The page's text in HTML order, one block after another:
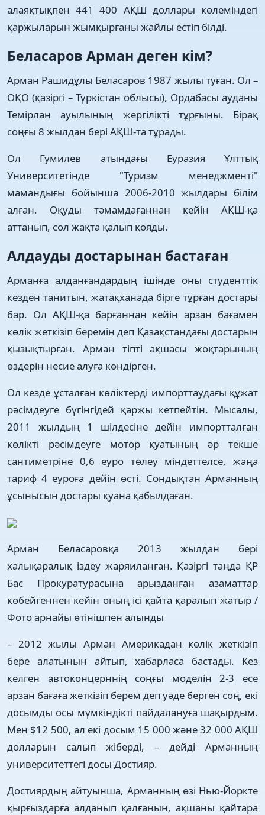
алаяқтықпен 441 400 АҚШ доллары көлеміндегі
қаржыларын жымқырғаны жайлы естіп білді.
Беласаров Арман деген кім?
Арман Рашидұлы Беласаров 1987 жылы туған. Ол –
ОҚО (қазіргі – Түркістан облысы), Ордабасы ауданы
Темірлан ауылының жергілікті тұрғыны. Бірақ
соңғы 8 жылдан бері АҚШ-та тұрады.
Ол Гумилев атындағы Еуразия Ұлттық
Университетінде "Туризм менеджменті"
мамандығы бойынша 2006-2010 жылдары білім
алған. Оқуды тәмамдағаннан кейін АҚШ-қа
аттанып, сол жақта қалып қояды.
Алдауды достарынан бастаған
Арманға алданғандардың ішінде оны студенттік
кезден танитын, жатақханада бірге тұрған достары
бар. Ол АҚШ-қа барғаннан кейін арзан бағамен
көлік жеткізіп беремін деп Қазақстандағы достарын
қызықтырған. Арман тіпті ақшасы жоқтарының
өздерін несие алуға көндірген.
Ол кезде ұсталған көліктерді импорттаудағы құжат
рәсімдеуге бүгінгідей қаржы кетпейтін. Мысалы,
2011 жылдың 1 шілдесіне дейін импортталған
көлікті рәсімдеуге мотор қуатының әр текше
сантиметріне 0,6 еуро төлеу міндеттелсе, жаңа
тариф 4 еуроға дейін өсті. Сондықтан Арманның
ұсынысын достары қуана қабылдаған.
Арман Беласаровқа 2013 жылдан бері
халықаралық іздеу жаряиланған. Қазіргі таңда ҚР
Бас Прокуратурасына арызданған азаматтар
көбейгеннен кейін оның ісі қайта қаралып жатыр /
Фото арнайы өтінішпен алынды
– 2012 жылы Арман Америкадан көлік жеткізіп
бере алатынын айтып, хабарласа бастады. Кез
келген автоконцерннің соңғы моделін 2-3 есе
арзан бағаға жеткізіп берем деп уәде берген соң, екі
досымды осы мүмкіндікті пайдалануға шақырдым.
Мен $12 500, ал екі досым 15 000 және 32 000 АҚШ
долларын салып жіберді, – дейді Арманның
университеттегі досы Достияр.
Достиярдың айтуынша, Арманның өзі Нью-Йоркте
қырғыздарға алданып қалғанын, ақшаны қайтара